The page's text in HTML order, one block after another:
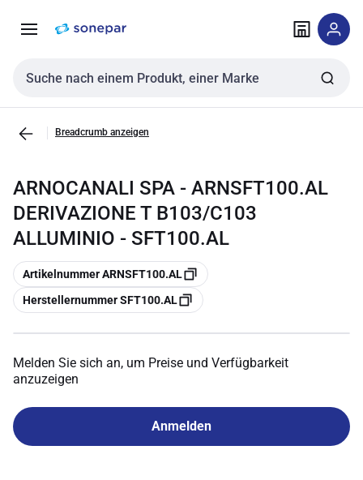
NavigationInhalt
Sucheingabe
Breadcrumb anzeigen
ARNOCANALI SPA - ARNSFT100.AL
DERIVAZIONE T B103/C103
ALLUMINIO - SFT100.AL
Kopieren
Artikelnummer ARNSFT100.AL
Kopieren
Herstellernummer SFT100.AL
Melden Sie sich an, um Preise und Verfügbarkeit
anzuzeigen
Anmelden